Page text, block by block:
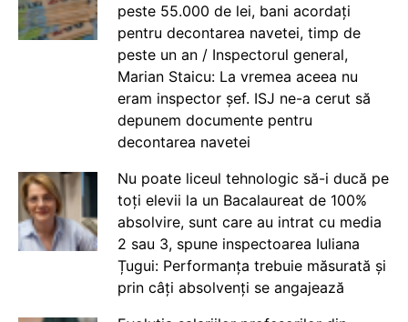
peste 55.000 de lei, bani acordați
pentru decontarea navetei, timp de
peste un an / Inspectorul general,
Marian Staicu: La vremea aceea nu
eram inspector șef. ISJ ne-a cerut să
depunem documente pentru
decontarea navetei
Nu poate liceul tehnologic să-i ducă pe
toți elevii la un Bacalaureat de 100%
absolvire, sunt care au intrat cu media
2 sau 3, spune inspectoarea Iuliana
Țugui: Performanța trebuie măsurată și
prin câți absolvenți se angajează